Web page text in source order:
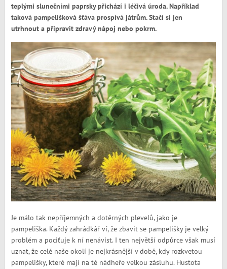
teplými slunečními paprsky přichází i léčivá úroda. Například
taková pampelišková šťáva prospívá játrům. Stačí si jen
utrhnout a připravit zdravý nápoj nebo pokrm.
Je málo tak nepříjemných a dotěrných plevelů, jako je
pampeliška. Každý zahrádkář ví, že zbavit se pampelišky je velký
problém a pociťuje k ní nenávist. I ten největší odpůrce však musí
uznat, že celé naše okolí je nejkrásnější v době, kdy rozkvetou
pampelišky, které mají na té nádheře velkou zásluhu. Hustota